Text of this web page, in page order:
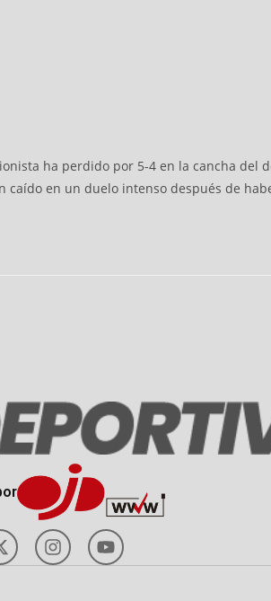
ha perdido por 5-4 en la cancha del
en un duelo intenso después de